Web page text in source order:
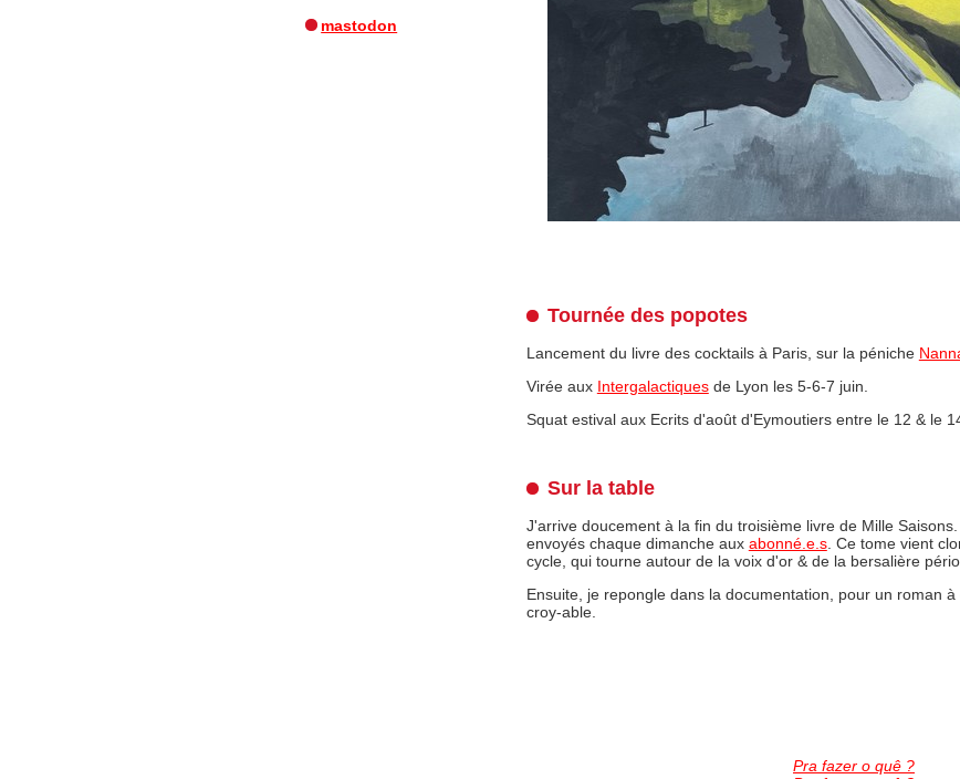
mastodon
Tournée des popotes
Lancement du livre des cocktails à Paris, sur la péniche
Virée aux Intergalactiquesde Lyon les 5-6-7 juin.
Squat estival aux Ecrits d'août d'Eymoutiers entre le 12 & le
Sur la table
J'arrive doucement à la fin du troisième livre de Mille
envoyés chaque dimanche aux abonné.e.s. Ce tome vient
cycle, qui tourne autour de la voix d'or & de la bersalière
Ensuite, je repongle dans la documentation, pour un roman
croy-able.
Pra fazer o quê ?